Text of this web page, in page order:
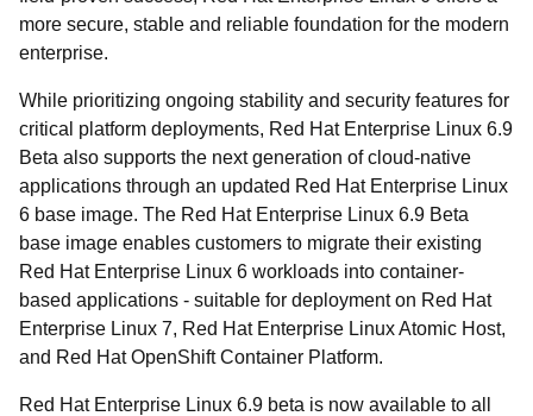
more secure, stable and reliable foundation for the modern
enterprise.
While prioritizing ongoing stability and security features for
critical platform deployments, Red Hat Enterprise Linux 6.9
Beta also supports the next generation of cloud-native
applications through an updated Red Hat Enterprise Linux
6 base image. The Red Hat Enterprise Linux 6.9 Beta
base image enables customers to migrate their existing
Red Hat Enterprise Linux 6 workloads into container-
based applications - suitable for deployment on Red Hat
Enterprise Linux 7, Red Hat Enterprise Linux Atomic Host,
and Red Hat OpenShift Container Platform.
Red Hat Enterprise Linux 6.9 beta is now available to all